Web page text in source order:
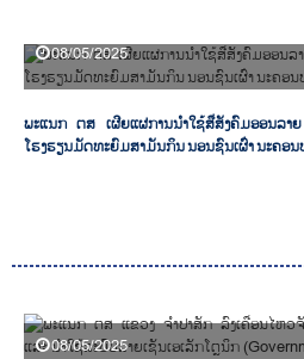
08/05/2025
ພະແນກ ຕສ ເຜີຍແຜ່ການນໍາໃຊ້ສື່ສັງຄົມອອນລ
ໂຮງຮຽນມັດທະຍົມສາມັນກິນ ນອນຊົນເຜົ່າ ນະຄອນ
08/05/2025